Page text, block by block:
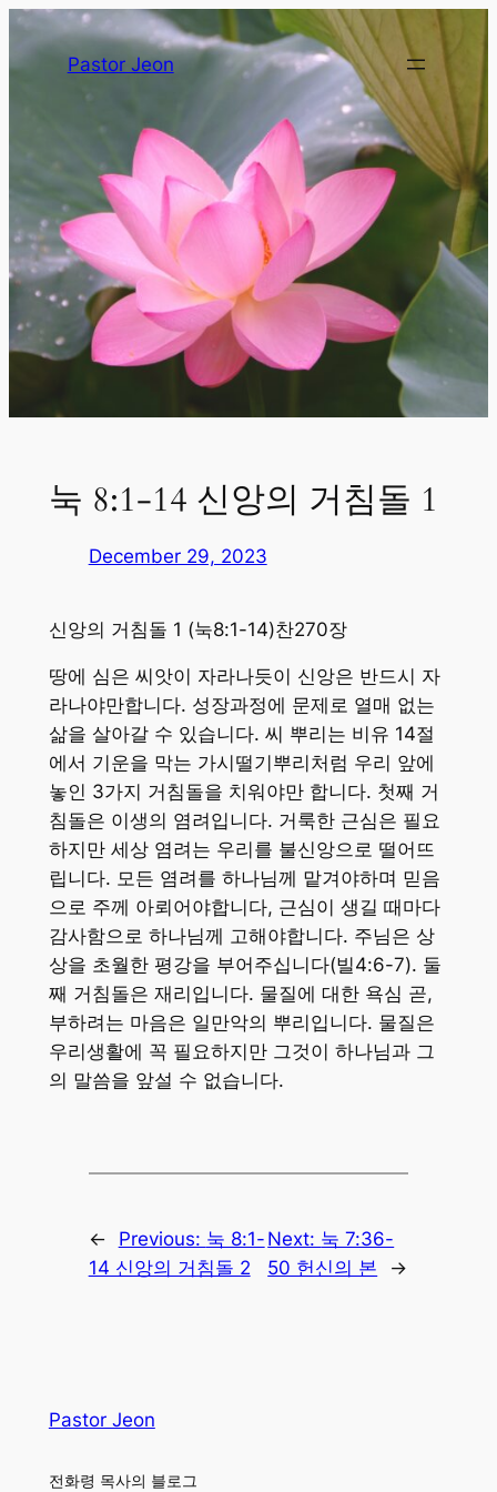
Pastor Jeon
눅 8:1-14 신앙의 거침돌 1
December 29, 2023
신앙의 거침돌 1 (눅8:1-14)찬270장
땅에 심은 씨앗이 자라나듯이 신앙은 반드시 자
라나야만합니다. 성장과정에 문제로 열매 없는
삶을 살아갈 수 있습니다. 씨 뿌리는 비유 14절
에서 기운을 막는 가시떨기뿌리처럼 우리 앞에
놓인 3가지 거침돌을 치워야만 합니다. 첫째 거
침돌은 이생의 염려입니다. 거룩한 근심은 필요
하지만 세상 염려는 우리를 불신앙으로 떨어뜨
립니다. 모든 염려를 하나님께 맡겨야하며 믿음
으로 주께 아뢰어야합니다, 근심이 생길 때마다
감사함으로 하나님께 고해야합니다. 주님은 상
상을 초월한 평강을 부어주십니다(빌4:6-7). 둘
째 거침돌은 재리입니다. 물질에 대한 욕심 곧,
부하려는 마음은 일만악의 뿌리입니다. 물질은
우리생활에 꼭 필요하지만 그것이 하나님과 그
의 말씀을 앞설 수 없습니다.
← Previous: 눅 8:1-
14 신앙의 거침돌 2
Next: 눅 7:36-
50 헌신의 본
→
Pastor Jeon
전화령 목사의 블로그